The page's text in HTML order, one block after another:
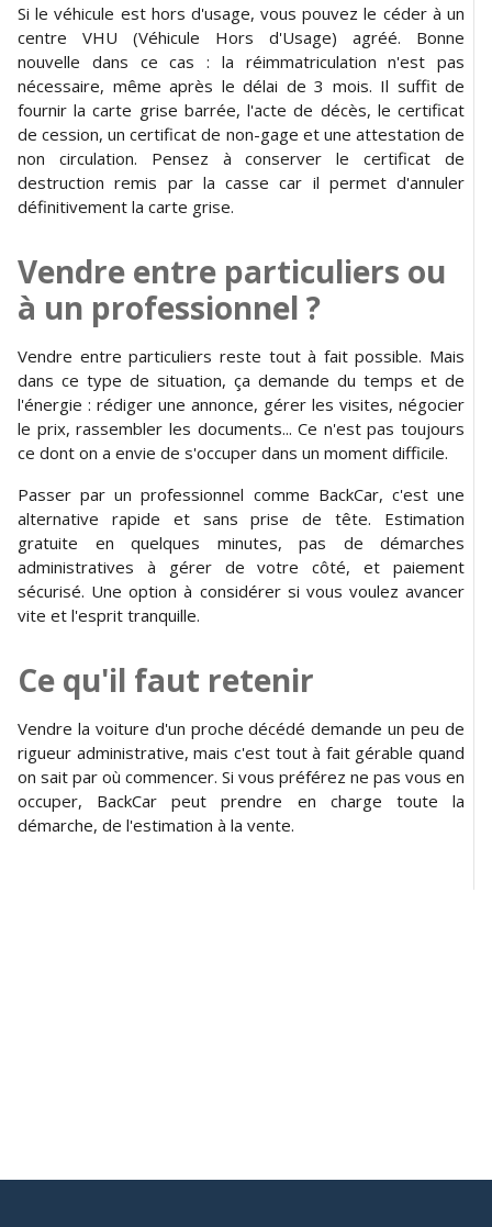
Si le véhicule est hors d'usage, vous pouvez le céder à un
centre VHU (Véhicule Hors d'Usage) agréé. Bonne
nouvelle dans ce cas : la réimmatriculation n'est pas
nécessaire, même après le délai de 3 mois. Il suffit de
fournir la carte grise barrée, l'acte de décès, le certificat
de cession, un certificat de non-gage et une attestation de
non circulation. Pensez à conserver le certificat de
destruction remis par la casse car il permet d'annuler
définitivement la carte grise.
Vendre entre particuliers ou
à un professionnel ?
Vendre entre particuliers reste tout à fait possible. Mais
dans ce type de situation, ça demande du temps et de
l'énergie : rédiger une annonce, gérer les visites, négocier
le prix, rassembler les documents... Ce n'est pas toujours
ce dont on a envie de s'occuper dans un moment difficile.
Passer par un professionnel comme BackCar, c'est une
alternative rapide et sans prise de tête. Estimation
gratuite en quelques minutes, pas de démarches
administratives à gérer de votre côté, et paiement
sécurisé. Une option à considérer si vous voulez avancer
vite et l'esprit tranquille.
Ce qu'il faut retenir
Vendre la voiture d'un proche décédé demande un peu de
rigueur administrative, mais c'est tout à fait gérable quand
on sait par où commencer. Si vous préférez ne pas vous en
occuper, BackCar peut prendre en charge toute la
démarche, de l'estimation à la vente.